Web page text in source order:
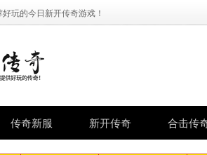
玩的今日新开传奇游戏！
传奇新服 新开传奇 合击传